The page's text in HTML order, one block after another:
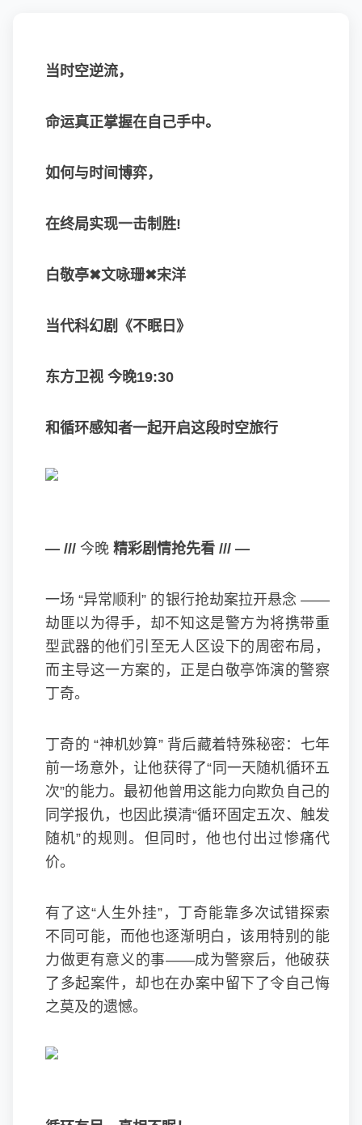
当时空逆流，
命运真正掌握在自己手中。
如何与时间博弈，
在终局实现一击制胜!
白敬亭✖文咏珊✖宋洋
当代科幻剧《不眠日》
东方卫视 今晚19:30
和循环感知者一起开启这段时空旅行
— /// 今晚 精彩剧情抢先看 /// —
一场 “异常顺利” 的银行抢劫案拉开悬念 ——
劫匪以为得手，却不知这是警方为将携带重
型武器的他们引至无人区设下的周密布局，
而主导这一方案的，正是白敬亭饰演的警察
丁奇。
丁奇的 “神机妙算” 背后藏着特殊秘密：七年
前一场意外，让他获得了“同一天随机循环五
次”的能力。最初他曾用这能力向欺负自己的
同学报仇，也因此摸清“循环固定五次、触发
随机”的规则。但同时，他也付出过惨痛代
价。
有了这“人生外挂”，丁奇能靠多次试错探索
不同可能，而他也逐渐明白，该用特别的能
力做更有意义的事——成为警察后，他破获
了多起案件，却也在办案中留下了令自己悔
之莫及的遗憾。